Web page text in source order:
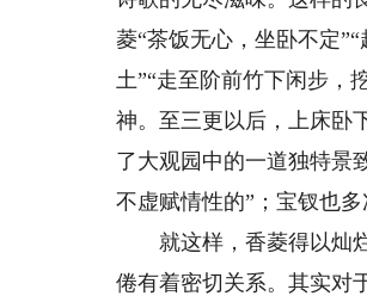
菱“茶饭无心，坐卧不定
土”“走至阶前竹下闲步，
神。至三更以后，上床卧
了大观园中的一道独特景
不虚赋情性的”；宝钗也
就这样，香菱得以灿烂
倦有着密切关系。其实对